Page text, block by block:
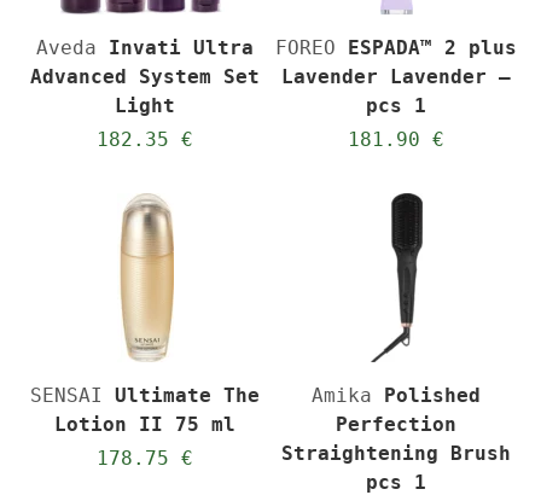
Aveda Invati Ultra
Advanced System Set
Light
182.35 €
FOREO ESPADA™ 2 plus
Lavender Lavender –
pcs 1
181.90 €
SENSAI
Ultimate The
Lotion II 75 ml
178.75 €
Amika Polished
Perfection
Straightening Brush
pcs 1